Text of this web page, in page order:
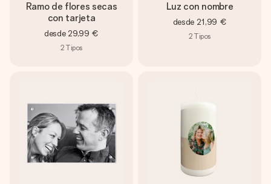
Ramo de flores secas
con tarjeta
desde 29,99 €
2 Tipos
Luz con nombre
desde 21,99 €
2 Tipos